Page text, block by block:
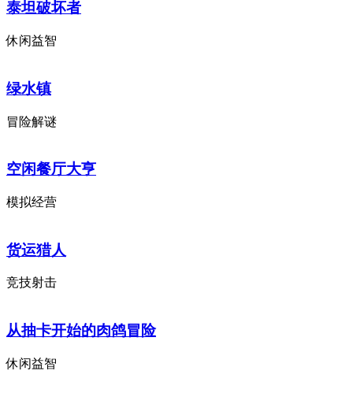
泰坦破坏者
休闲益智
绿水镇
冒险解谜
空闲餐厅大亨
模拟经营
货运猎人
竞技射击
从抽卡开始的肉鸽冒险
休闲益智